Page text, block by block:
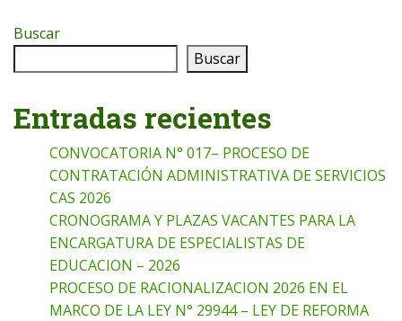
Buscar
Buscar
Entradas recientes
CONVOCATORIA N° 017– PROCESO DE
CONTRATACIÓN ADMINISTRATIVA DE SERVICIOS
CAS 2026
CRONOGRAMA Y PLAZAS VACANTES PARA LA
ENCARGATURA DE ESPECIALISTAS DE
EDUCACION – 2026
PROCESO DE RACIONALIZACION 2026 EN EL
MARCO DE LA LEY N° 29944 – LEY DE REFORMA